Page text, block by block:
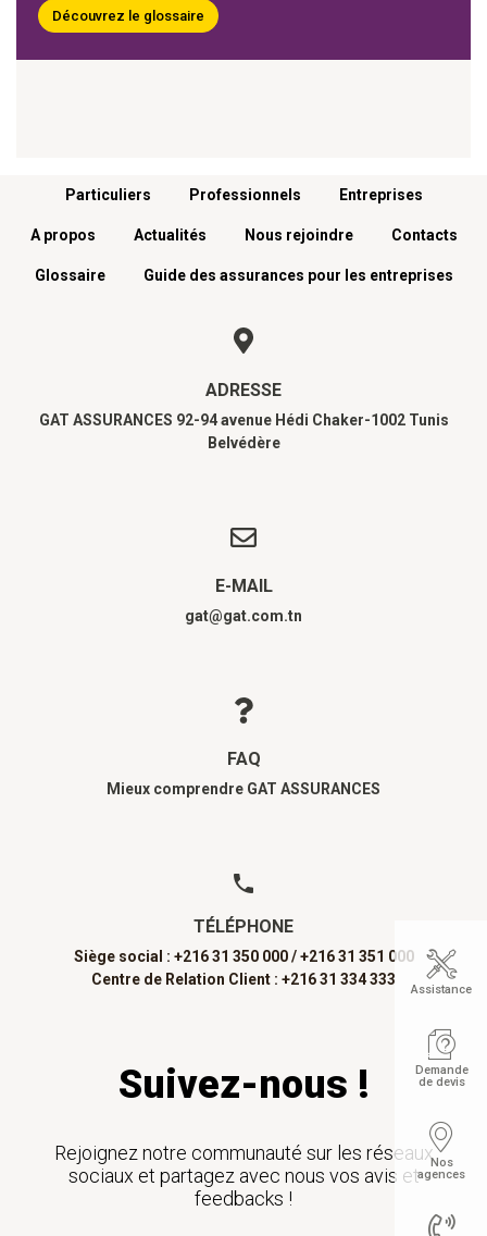
Découvrez le glossaire
Menu footer
Particuliers Professionnels Entreprises
A propos Actualités Nous rejoindre Contacts
Glossaire Guide des assurances pour les entreprises
ADRESSE
GAT ASSURANCES 92-94 avenue Hédi Chaker-1002 Tunis
Belvédère
E-MAIL
gat@gat.com.tn
FAQ
Mieux comprendre GAT ASSURANCES
TÉLÉPHONE
Siège social : +216 31 350 000 / +216 31 351 000
Centre de Relation Client : +216 31 334 333
Suivez-nous !
Rejoignez notre communauté sur les réseaux
sociaux et partagez avec nous vos avis et
feedbacks !
Assistance
Demande
de devis
Nos
agences